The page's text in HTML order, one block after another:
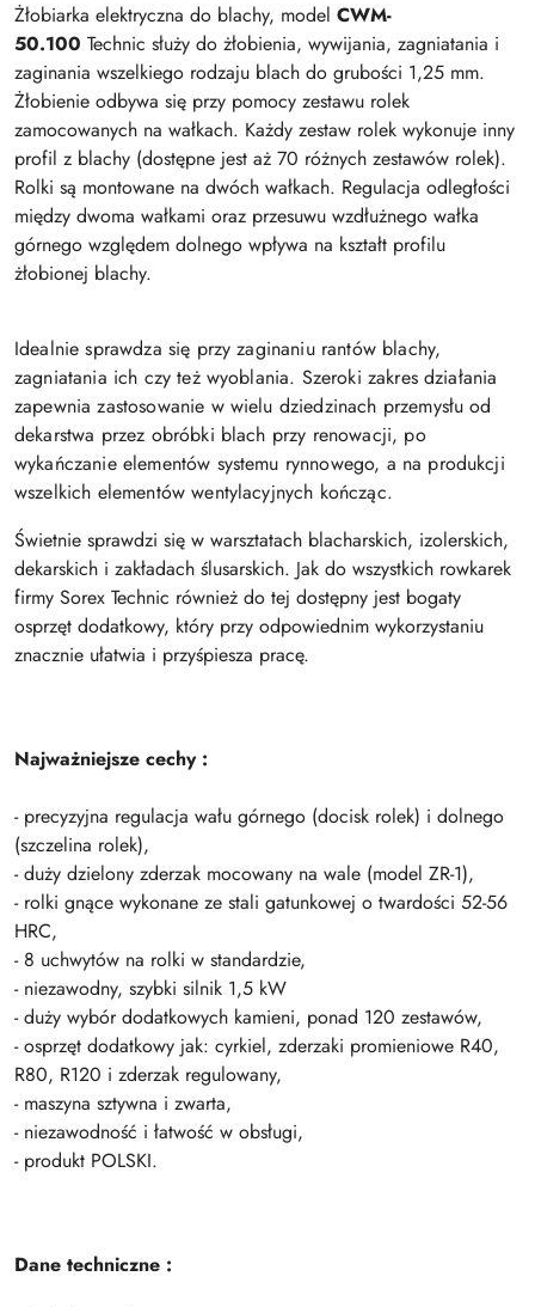
Żłobiarka elektryczna do blachy, model CWM-
50.100 Technic służy do żłobienia, wywijania, zagniatania i
zaginania wszelkiego rodzaju blach do grubości 1,25 mm.
Żłobienie odbywa się przy pomocy zestawu rolek
zamocowanych na wałkach. Każdy zestaw rolek wykonuje inny
profil z blachy (dostępne jest aż 70 różnych zestawów rolek).
Rolki są montowane na dwóch wałkach. Regulacja odległości
między dwoma wałkami oraz przesuwu wzdłużnego wałka
górnego względem dolnego wpływa na kształt profilu
żłobionej blachy.
Idealnie sprawdza się przy zaginaniu rantów blachy,
zagniatania ich czy też wyoblania. Szeroki zakres działania
zapewnia zastosowanie w wielu dziedzinach przemysłu od
dekarstwa przez obróbki blach przy renowacji, po
wykańczanie elementów systemu rynnowego, a na produkcji
wszelkich elementów wentylacyjnych kończąc.
Świetnie sprawdzi się w warsztatach blacharskich, izolerskich,
dekarskich i zakładach ślusarskich. Jak do wszystkich rowkarek
firmy Sorex Technic również do tej dostępny jest bogaty
osprzęt dodatkowy, który przy odpowiednim wykorzystaniu
znacznie ułatwia i przyśpiesza pracę.
Najważniejsze cechy :
- precyzyjna regulacja wału górnego (docisk rolek) i dolnego
(szczelina rolek),
- duży dzielony zderzak mocowany na wale (model ZR-1),
- rolki gnące wykonane ze stali gatunkowej o twardości 52-56
HRC,
- 8 uchwytów na rolki w standardzie,
- niezawodny, szybki silnik 1,5 kW
- duży wybór dodatkowych kamieni, ponad 120 zestawów,
- osprzęt dodatkowy jak: cyrkiel, zderzaki promieniowe R40,
R80, R120 i zderzak regulowany,
- maszyna sztywna i zwarta,
- niezawodność i łatwość w obsługi,
- produkt POLSKI.
Dane techniczne :